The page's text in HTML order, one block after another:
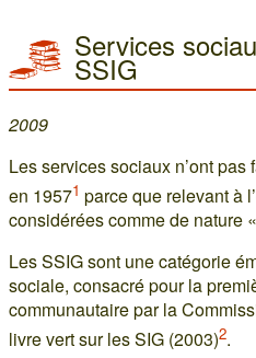
Services
SSIG
2009
Les services sociaux n’ont pas
en 19571 parce que relevant à
considérées comme de nature
Les SSIG sont une catégorie
sociale, consacré pour la
communautaire par la
livre vert sur les SIG (2003)2.